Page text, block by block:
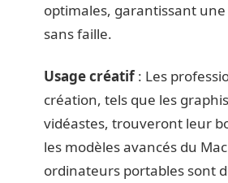
optimales, garantissant
sans faille.
Usage créatif: Les
création, tels que les
vidéastes, trouveront leur
les modèles avancés du
ordinateurs portables sont